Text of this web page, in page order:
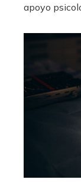
apoyo